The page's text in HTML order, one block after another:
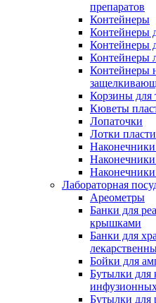
препаратов
Контейнеры
Контейнеры
Контейнеры
Контейнеры
Контейнеры
Корзины для
Кюветы
Лопаточки
Лотки
Наконечники
Лабораторная
Ареометры
Банки для
крышками
Банки для
Бойки для
Бутылки для
Бутылки для